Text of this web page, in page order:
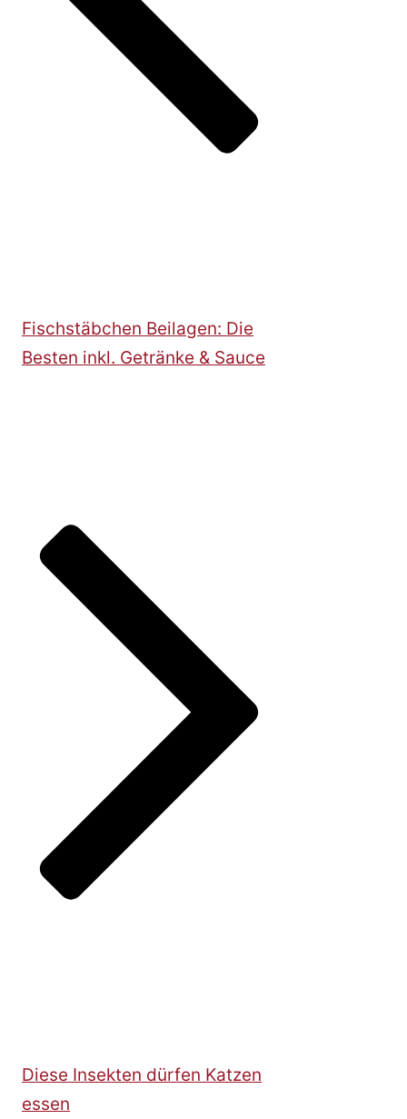
Fischstäbchen Beilagen: Die
Besten inkl. Getränke & Sauce
Diese Insekten dürfen Katzen
essen